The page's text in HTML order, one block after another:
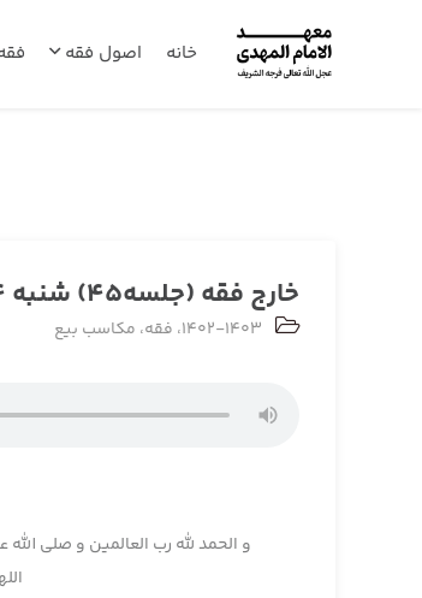
خانه اصول فقه
خارج فقه (جلسه45) شنبه 1402/11/14
1402-1403، فقه، مکاسب بیع
و الحمد لله رب العالمین و صلی